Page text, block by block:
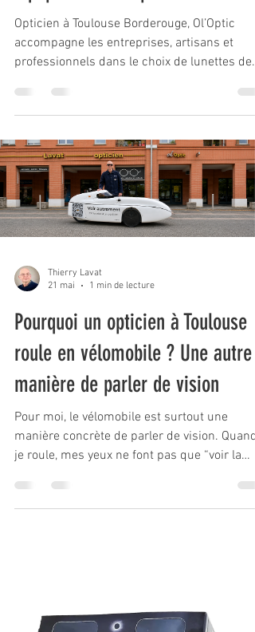
Opticien à Toulouse Borderouge, Ol’Optic
accompagne les entreprises, artisans et
professionnels dans le choix de lunettes de
Thierry Lavat
21 mai
1 min de lecture
Pourquoi un opticien à Toulouse
roule en vélomobile ? Une autre
manière de parler de vision
Pour moi, le vélomobile est surtout une
manière concrète de parler de vision. Quand
je roule, mes yeux ne font pas que “voir la
contrastes, les reliefs, les mouvements, la
lumière, les reflets, les distances et ce qui se